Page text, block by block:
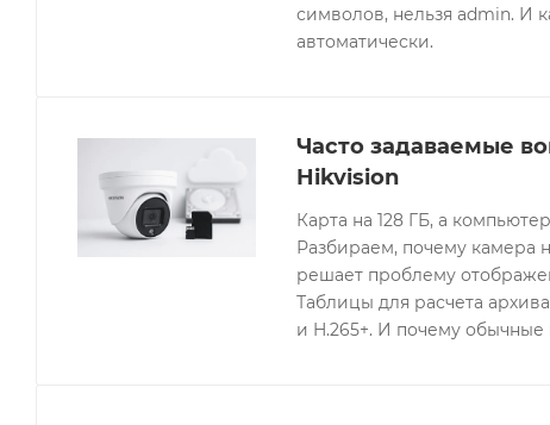
символов, нельзя admin. И
автоматически.
Часто задаваемые
Hikvision
Карта на 128 ГБ, а
Разбираем, почему камера
решает проблему
Таблицы для расчета
и H.265+. И почему обычные